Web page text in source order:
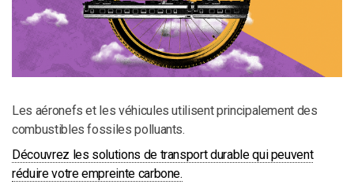
Les aéronefs et les véhicules utilisent principalement des
combustibles fossiles polluants.
Découvrez les solutions de transport durable qui peuvent
réduire votre empreinte carbone.